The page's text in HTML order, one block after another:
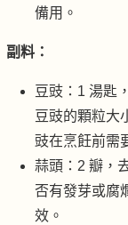
備用。
副料：
豆豉：1 湯匙
豆豉的顆粒大
豉在烹飪前需
蒜頭：2 瓣，
否有發芽或腐
效。